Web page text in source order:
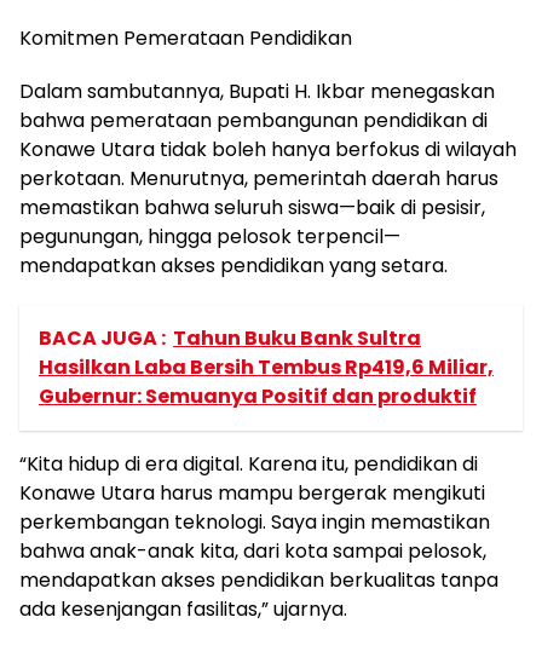
Komitmen Pemerataan Pendidikan
Dalam sambutannya, Bupati H. Ikbar menegaskan
bahwa pemerataan pembangunan pendidikan di
Konawe Utara tidak boleh hanya berfokus di wilayah
perkotaan. Menurutnya, pemerintah daerah harus
memastikan bahwa seluruh siswa—baik di pesisir,
pegunungan, hingga pelosok terpencil—
mendapatkan akses pendidikan yang setara.
BACA JUGA : Tahun Buku Bank Sultra
Hasilkan Laba Bersih Tembus Rp419,6 Miliar,
Gubernur: Semuanya Positif dan produktif
“Kita hidup di era digital. Karena itu, pendidikan di
Konawe Utara harus mampu bergerak mengikuti
perkembangan teknologi. Saya ingin memastikan
bahwa anak-anak kita, dari kota sampai pelosok,
mendapatkan akses pendidikan berkualitas tanpa
ada kesenjangan fasilitas,” ujarnya.